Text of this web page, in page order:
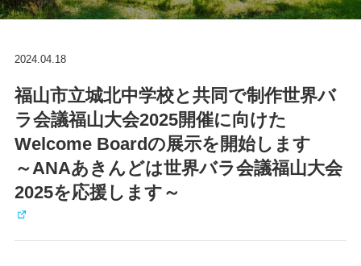
2024.04.18
福山市立城北中学校と共同で制作世界バ
ラ会議福山大会2025開催に向けた
Welcome Boardの展示を開始します
～ANAあきんどは世界バラ会議福山大会
2025を応援します～